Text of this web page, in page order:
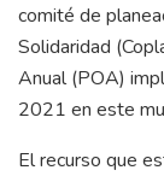
comité de
Solidaridad
Anual (POA)
2021 en este
El recurso que